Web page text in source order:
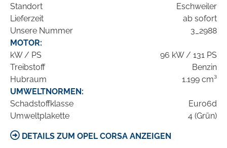
Standort
Eschweiler
Lieferzeit
ab sofort
Unsere Nummer
3_2988
MOTOR:
kW / PS
96 kW / 131 PS
Treibstoff
Benzin
Hubraum
1.199 cm³
UMWELTNORMEN:
Schadstoffklasse
Euro6d
Umweltplakette
4 (Grün)
DETAILS ZUM OPEL CORSA ANZEIGEN